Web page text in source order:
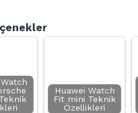
Huawei Watch
Fit mini Teknik
Özellikleri